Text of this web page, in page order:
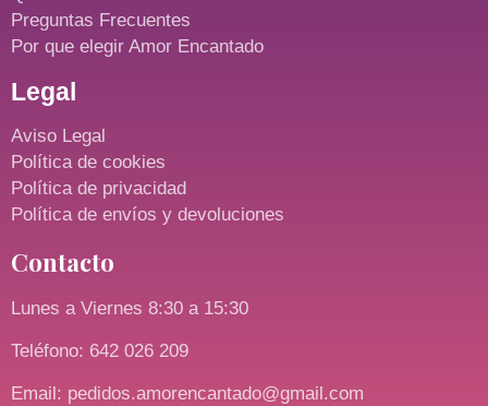
Preguntas Frecuentes
Por que elegir Amor Encantado
Legal
Aviso Legal
Política de cookies
Política de privacidad
Política de envíos y devoluciones
Contacto
Lunes a Viernes 8:30 a 15:30
Teléfono: 642 026 209
Email: pedidos.amorencantado@gmail.com